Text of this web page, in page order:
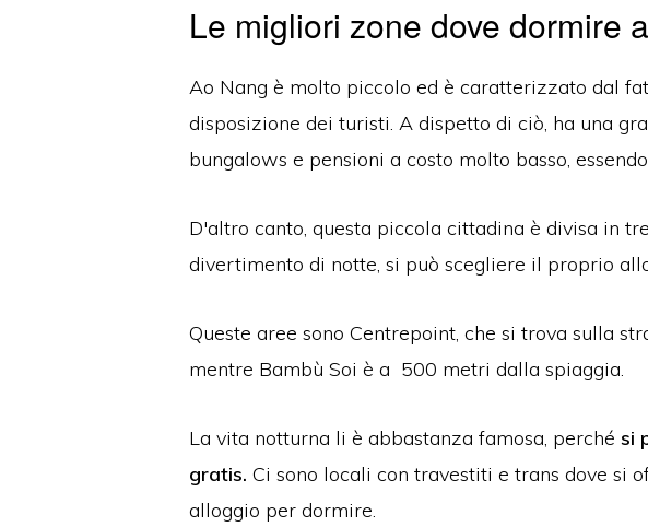
Le migliori zone dove dormire
Ao Nang è molto piccolo ed è caratterizzato dal
disposizione dei turisti. A dispetto di ciò, ha una
bungalows e pensioni a costo molto basso,
D'altro canto, questa piccola cittadina è divisa in
divertimento di notte, si può scegliere il proprio
Queste aree sono Centrepoint, che si trova sulla
mentre Bambù Soi è a 500 metri dalla spiaggia.
La vita notturna li è abbastanza famosa, perché si
gratis. Ci sono locali con travestiti e trans dove si
alloggio per dormire.